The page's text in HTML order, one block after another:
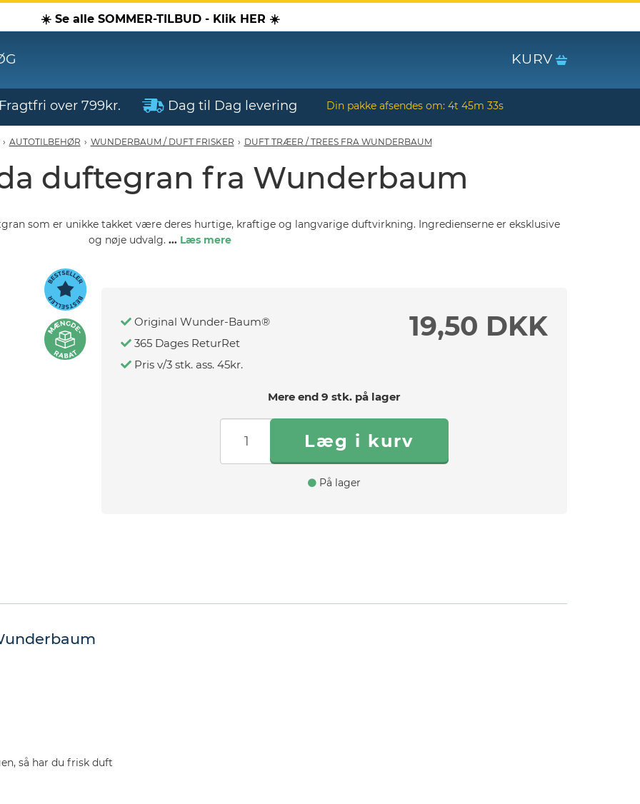
☀️ Se alle SOMMER-TILBUD - Klik HER ☀️
KURV
over 799kr. Dag til Dag levering Din pakke afsendes om: 4t 45m 32s
› AUTOTILBEHØR › WUNDERBAUM / DUFT FRISKER › DUFT TRÆER / TREES FRA WUNDERBAUM
duftegran fra Wunderbaum
som er unikke takket være deres hurtige, kraftige og langvarige duftvirkning. Ingredienserne er eksklusive
og nøje udvalg. ... Læs mere
Original Wunder-Baum®
365 Dages ReturRet
Pris v/3 stk. ass. 45kr.
19,50 DKK
Mere end 9 stk. på lager
På lager
så har du frisk duft